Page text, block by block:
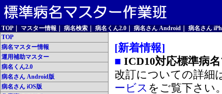
TOP マスター情報 病名検索 病名くん2.0 病名さん Android
病名さん
TOP
病名マスター情報
運用補助マスター
病名くん2.0
病名さん Android版
病名さん iOS版
[新着情報]
■ ICD10対応標準病
改訂についての詳細
ービス をご覧下さい